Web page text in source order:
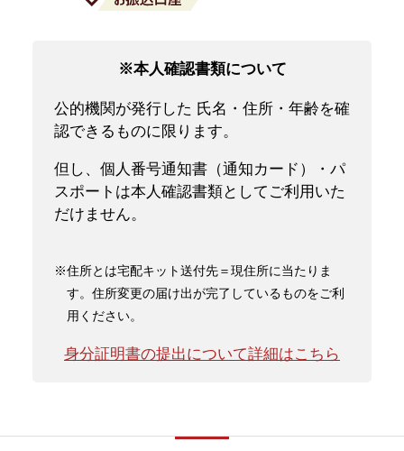
※本人確認書類について
公的機関が発行した 氏名・住所・年齢を確
認できるものに限ります。
但し、個人番号通知書（通知カード）・パ
スポートは本人確認書類としてご利用いた
だけません。
※住所とは宅配キット送付先＝現住所に当たりま
す。住所変更の届け出が完了しているものをご利
用ください。
身分証明書の提出について詳細はこちら